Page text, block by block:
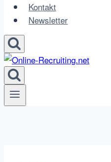
Kontakt
Newsletter